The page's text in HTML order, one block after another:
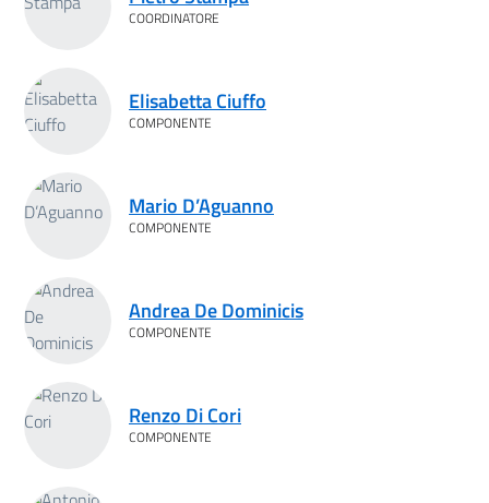
COORDINATORE
Elisabetta Ciuffo
COMPONENTE
Mario D’Aguanno
COMPONENTE
Andrea De Dominicis
COMPONENTE
Renzo Di Cori
COMPONENTE